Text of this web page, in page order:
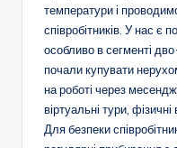
температури і
співробітників. У нас є
особливо в сегменті
почали купувати
на роботі через
віртуальні тури,
Для безпеки